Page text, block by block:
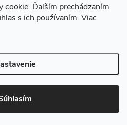
cookie. Ďalším prechádzaním
s ich používaním. Viac
Blogové články
Čerpacie zostavy
Ponorné čerpadlá
Shoptet